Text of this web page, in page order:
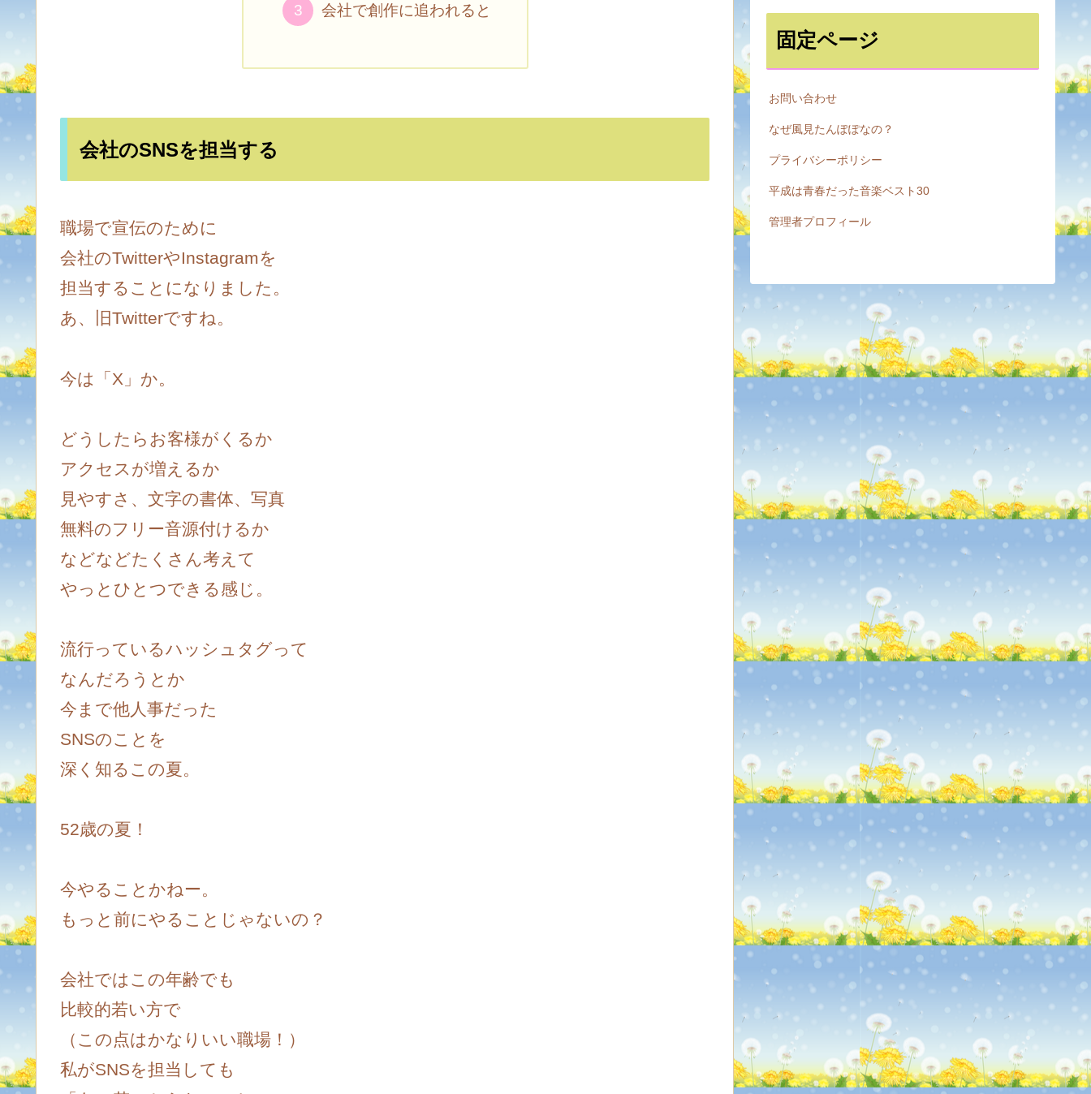
会社で創作に追われると
会社のSNSを担当する
職場で宣伝のために
会社のTwitterやInstagramを
担当することになりました。
あ、旧Twitterですね。
今は「X」か。
どうしたらお客様がくるか
アクセスが増えるか
見やすさ、文字の書体、写真
無料のフリー音源付けるか
などなどたくさん考えて
やっとひとつできる感じ。
流行っているハッシュタグって
なんだろうとか
今まで他人事だった
SNSのことを
深く知るこの夏。
52歳の夏！
今やることかねー。
もっと前にやることじゃないの？
会社ではこの年齢でも
比較的若い方で
（この点はかなりいい職場！）
私がSNSを担当しても
固定ページ
お問い合わせ
なぜ風見たんぽぽなの？
プライバシーポリシー
平成は青春だった音楽ベスト30
管理者プロフィール